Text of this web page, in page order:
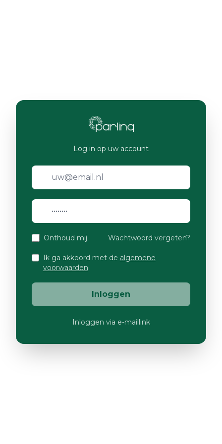
Log in op uw account
Onthoud mij Wachtwoord vergeten?
Ik ga akkoord met de algemene
voorwaarden
Inloggen
Inloggen via e-maillink